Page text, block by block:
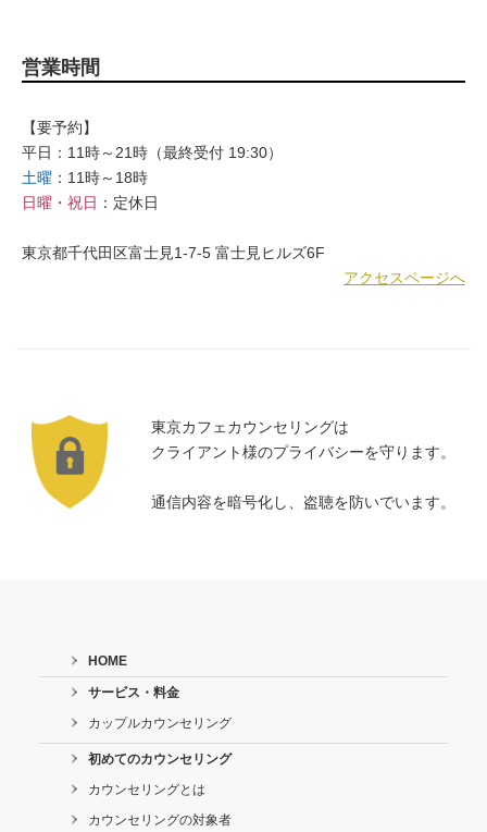
営業時間
【要予約】
平日：11時～21時（最終受付 19:30）
土曜 ：11時～18時
日曜・祝日 ：定休日
東京都千代田区富士見1-7-5 富士見ヒルズ6F
アクセスページへ
東京カフェカウンセリングは
クライアント様のプライバシーを守ります。
通信内容を暗号化し、盗聴を防いでいます。
HOME
サービス・料金
カップルカウンセリング
初めてのカウンセリング
カウンセリングとは
カウンセリングの対象者